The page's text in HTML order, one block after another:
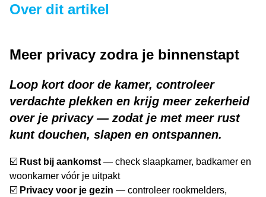
Over dit artikel
Meer privacy zodra je binnenstapt
Loop kort door de kamer, controleer
verdachte plekken en krijg meer zekerheid
over je privacy — zodat je met meer rust
kunt douchen, slapen en ontspannen.
☑️ Rust bij aankomst — check slaapkamer, badkamer en
woonkamer vóór je uitpakt
☑️ Privacy voor je gezin — controleer rookmelders,